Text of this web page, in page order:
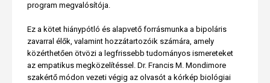
program megvalósítója.
Ez a kötet hiánypótló és alapvető forrásmunka a bipoláris
zavarral élők, valamint hozzátartozóik számára, amely
közérthetően ötvözi a legfrissebb tudományos ismereteket
az empatikus megközelítéssel. Dr. Francis M. Mondimore
szakértő módon vezeti végig az olvasót a kórkép biológiai